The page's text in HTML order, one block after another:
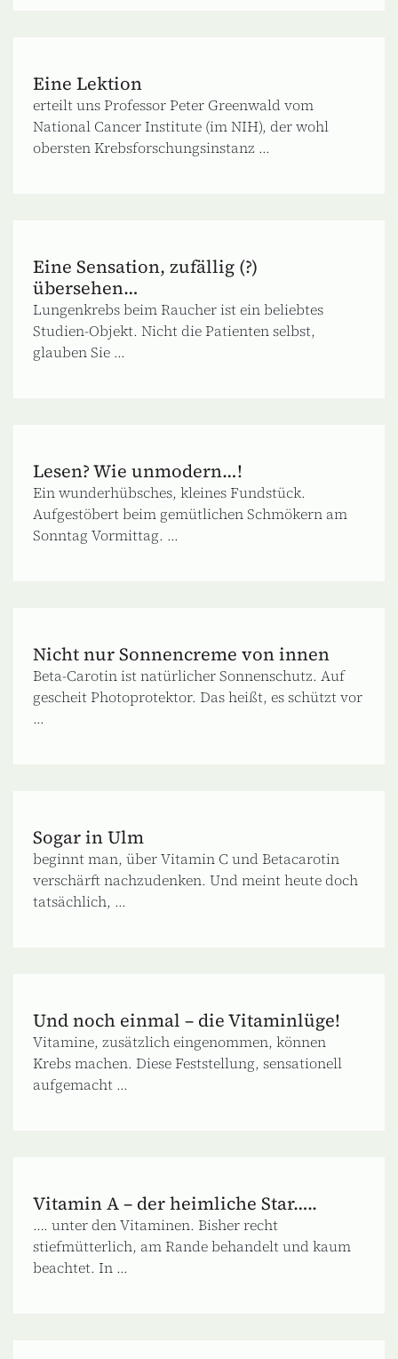
Eine Lektion
erteilt uns Professor Peter Greenwald vom
National Cancer Institute (im NIH), der wohl
obersten Krebsforschungsinstanz ...
Eine Sensation, zufällig (?)
übersehen…
Lungenkrebs beim Raucher ist ein beliebtes
Studien-Objekt. Nicht die Patienten selbst,
glauben Sie ...
Lesen? Wie unmodern…!
Ein wunderhübsches, kleines Fundstück.
Aufgestöbert beim gemütlichen Schmökern am
Sonntag Vormittag. ...
Nicht nur Sonnencreme von innen
Beta-Carotin ist natürlicher Sonnenschutz. Auf
gescheit Photoprotektor. Das heißt, es schützt vor
...
Sogar in Ulm
beginnt man, über Vitamin C und Betacarotin
verschärft nachzudenken. Und meint heute doch
tatsächlich, ...
Und noch einmal – die Vitaminlüge!
Vitamine, zusätzlich eingenommen, können
Krebs machen. Diese Feststellung, sensationell
aufgemacht ...
Vitamin A – der heimliche Star…..
…. unter den Vitaminen. Bisher recht
stiefmütterlich, am Rande behandelt und kaum
beachtet. In ...